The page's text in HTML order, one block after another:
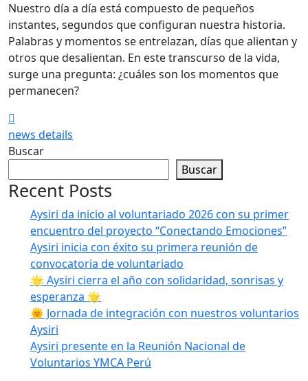
Nuestro día a día está compuesto de pequeños
instantes, segundos que configuran nuestra historia.
Palabras y momentos se entrelazan, días que alientan y
otros que desalientan. En este transcurso de la vida,
surge una pregunta: ¿cuáles son los momentos que
permanecen?
news details
Buscar
Buscar
Recent Posts
Aysiri da inicio al voluntariado 2026 con su primer
encuentro del proyecto “Conectando Emociones”
Aysiri inicia con éxito su primera reunión de
convocatoria de voluntariado
🌟 Aysiri cierra el año con solidaridad, sonrisas y
esperanza 🌟
🌞 Jornada de integración con nuestros voluntarios
Aysiri
Aysiri presente en la Reunión Nacional de
Voluntarios YMCA Perú